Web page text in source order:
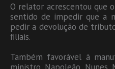
O relator acrescentou que
sentido de impedir que a
pedir a devolução de
filiais.
Também favorável à